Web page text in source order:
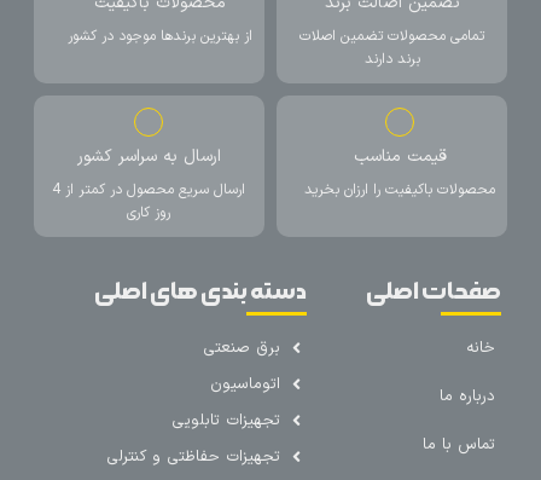
تمامی محصولات تضمین اصلات
برند دارند
از بهترین برندها موجود در کشور
قیمت مناسب
محصولات باکیفیت را ارزان بخرید
ارسال به سراسر کشور
ارسال سریع محصول در کمتر از 4
روز کاری
صفحات اصلی
خانه
درباره ما
تماس با ما
دسته بندی های اصلی
برق صنعتی
اتوماسیون
تجهیزات تابلویی
تجهیزات حفاظتی و کنترلی